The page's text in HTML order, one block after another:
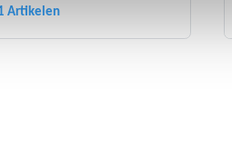
Artikelen